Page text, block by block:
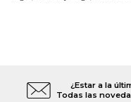
¿Estar a la
Todas las